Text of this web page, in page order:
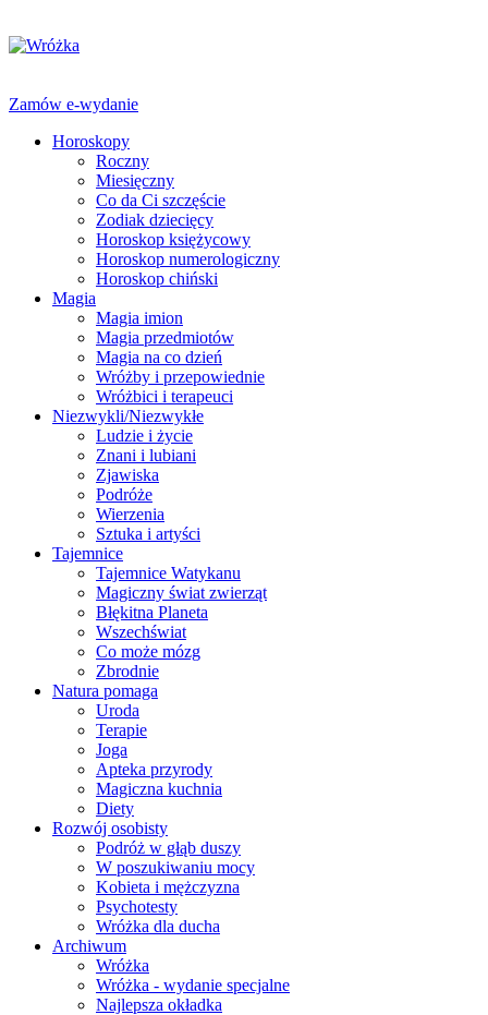
Zamów e-wydanie
Horoskopy
Roczny
Miesięczny
Co da Ci szczęście
Zodiak dziecięcy
Horoskop księżycowy
Horoskop numerologiczny
Horoskop chiński
Magia
Magia imion
Magia przedmiotów
Magia na co dzień
Wróżby i przepowiednie
Wróżbici i terapeuci
Niezwykli/Niezwykłe
Ludzie i życie
Znani i lubiani
Zjawiska
Podróże
Wierzenia
Sztuka i artyści
Tajemnice
Tajemnice Watykanu
Magiczny świat zwierząt
Błękitna Planeta
Wszechświat
Co może mózg
Zbrodnie
Natura pomaga
Uroda
Terapie
Joga
Apteka przyrody
Magiczna kuchnia
Diety
Rozwój osobisty
Podróż w głąb duszy
W poszukiwaniu mocy
Kobieta i mężczyzna
Psychotesty
Wróżka dla ducha
Archiwum
Wróżka
Wróżka - wydanie specjalne
Najlepsza okładka